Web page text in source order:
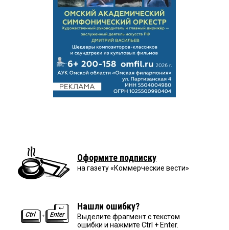
Оформите подписку
на газету «Коммерческие вести»
Нашли ошибку?
Выделите фрагмент с текстом
ошибки и нажмите Ctrl + Enter.